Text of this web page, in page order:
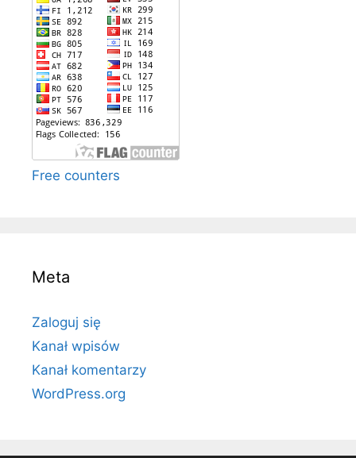
Free counters
Meta
Zaloguj się
Kanał wpisów
Kanał komentarzy
WordPress.org